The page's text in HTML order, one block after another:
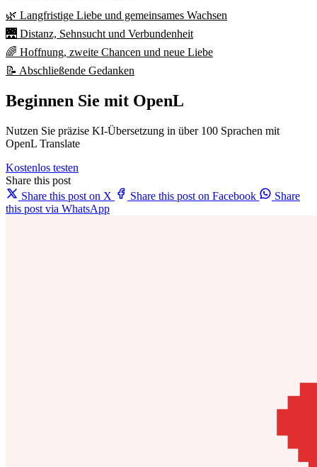
🌿 Langfristige Liebe und gemeinsames Wachsen
🌉 Distanz, Sehnsucht und Verbundenheit
🌈 Hoffnung, zweite Chancen und neue Liebe
📝 Abschließende Gedanken
Beginnen Sie mit OpenL
Nutzen Sie präzise KI-Übersetzung in über 100 Sprachen mit
OpenL Translate
Kostenlos testen
Share this post
Share this post on X
Share this post on Facebook
Share
this post via WhatsApp